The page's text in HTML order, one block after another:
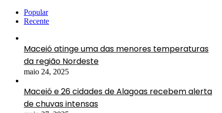
Popular
Recente
Maceió atinge uma das menores temperaturas
da região Nordeste
maio 24, 2025
Maceió e 26 cidades de Alagoas recebem alerta
de chuvas intensas